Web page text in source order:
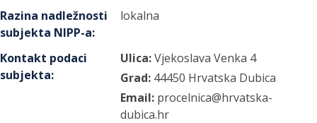
Razina nadležnosti
subjekta NIPP-a:
lokalna
Kontakt podaci
subjekta:
Ulica:Vjekoslava Venka 4
Grad: 44450 Hrvatska Dubica
Email: procelnica@hrvatska-
dubica.hr